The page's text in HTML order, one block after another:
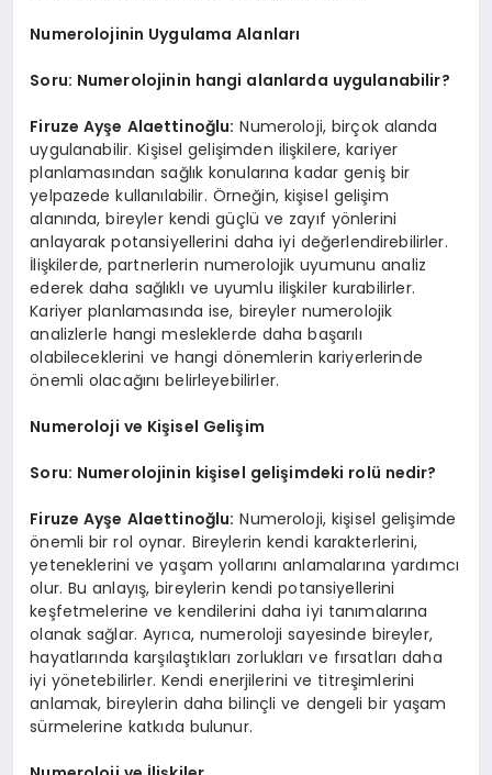
Numerolojinin Uygulama Alanları
Soru: Numerolojinin hangi alanlarda uygulanabilir?
Firuze Ayşe Alaettinoğlu: Numeroloji, birçok alanda
uygulanabilir. Kişisel gelişimden ilişkilere, kariyer
planlamasından sağlık konularına kadar geniş bir
yelpazede kullanılabilir. Örneğin, kişisel gelişim
alanında, bireyler kendi güçlü ve zayıf yönlerini
anlayarak potansiyellerini daha iyi değerlendirebilirler.
İlişkilerde, partnerlerin numerolojik uyumunu analiz
ederek daha sağlıklı ve uyumlu ilişkiler kurabilirler.
Kariyer planlamasında ise, bireyler numerolojik
analizlerle hangi mesleklerde daha başarılı
olabileceklerini ve hangi dönemlerin kariyerlerinde
önemli olacağını belirleyebilirler.
Numeroloji ve Kişisel Gelişim
Soru: Numerolojinin kişisel gelişimdeki rolü nedir?
Firuze Ayşe Alaettinoğlu: Numeroloji, kişisel gelişimde
önemli bir rol oynar. Bireylerin kendi karakterlerini,
yeteneklerini ve yaşam yollarını anlamalarına yardımcı
olur. Bu anlayış, bireylerin kendi potansiyellerini
keşfetmelerine ve kendilerini daha iyi tanımalarına
olanak sağlar. Ayrıca, numeroloji sayesinde bireyler,
hayatlarında karşılaştıkları zorlukları ve fırsatları daha
iyi yönetebilirler. Kendi enerjilerini ve titreşimlerini
anlamak, bireylerin daha bilinçli ve dengeli bir yaşam
sürmelerine katkıda bulunur.